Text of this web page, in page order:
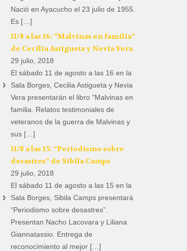
Nació en Ayacucho el 23 julio de 1955.
Es […]
11/8 a las 16: “Malvinas en familia”
de Cecilia Astigueta y Nevia Vera
29 julio, 2018
El sábado 11 de agosto a las 16 en la
Sala Borges, Cecilia Astigueta y Nevia
Vera presentarán el libro “Malvinas en
familia. Relatos testimoniales de
veteranos de la guerra de Malvinas y
sus […]
11/8 a las 15: “Periodismo sobre
desastres” de Sibila Camps
29 julio, 2018
El sábado 11 de agosto a las 15 en la
Sala Borges, Sibila Camps presentará
“Periodismo sobre desastres”.
Presentan Nacho Lacovara y Liliana
Giannatassio. Entrega de
reconocimiento al mejor […]